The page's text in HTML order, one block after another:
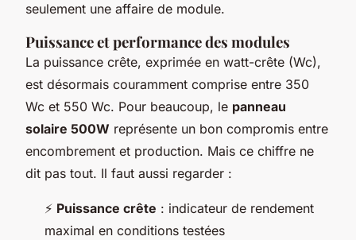
seulement une affaire de module.
Puissance et performance des modules
La puissance crête, exprimée en watt-crête (Wc),
est désormais couramment comprise entre 350
Wc et 550 Wc. Pour beaucoup, le panneau
solaire 500W représente un bon compromis entre
encombrement et production. Mais ce chiffre ne
dit pas tout. Il faut aussi regarder :
⚡ Puissance crête : indicateur de rendement
maximal en conditions testées